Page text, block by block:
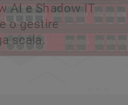
AI e Shadow IT
o gestire
scala.
senza perdere il